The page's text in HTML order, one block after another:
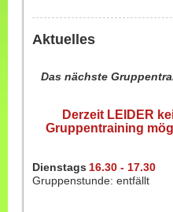
Aktuelles
Das nächste
Derzeit LEIDER
Gruppentraining
Dienstags 16.30 - 17.30
Gruppenstunde: entfällt